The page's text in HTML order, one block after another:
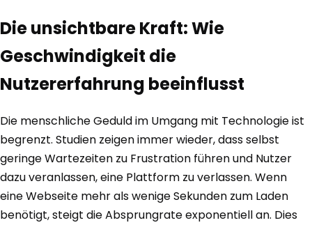
Die unsichtbare Kraft: Wie
Geschwindigkeit die
Nutzererfahrung beeinflusst
Die menschliche Geduld im Umgang mit Technologie ist
begrenzt. Studien zeigen immer wieder, dass selbst
geringe Wartezeiten zu Frustration führen und Nutzer
dazu veranlassen, eine Plattform zu verlassen. Wenn
eine Webseite mehr als wenige Sekunden zum Laden
benötigt, steigt die Absprungrate exponentiell an. Dies